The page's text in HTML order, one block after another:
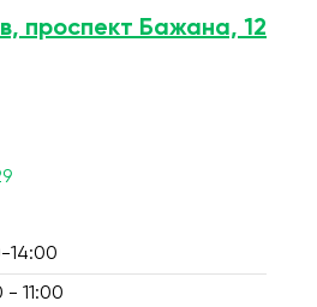
проспект Бажана, 12
14:00
- 11:00